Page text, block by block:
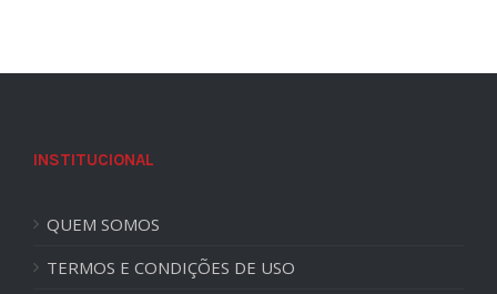
INSTITUCIONAL
QUEM SOMOS
TERMOS E CONDIÇÕES DE USO